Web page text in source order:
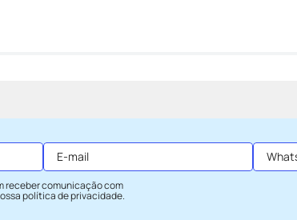
receber comunicação com
política de privacidade.